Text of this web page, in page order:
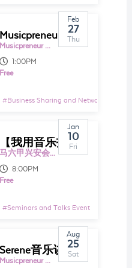
Feb
27
Thu
Musicpreneur Day[歌曲创作和版权]
Musicpreneur Malaysia - Music Program & Career Platform
1:00PM
Free
#Business Sharing and Networking
Jan
10
Fri
【我用音乐找饭吃】音乐分享交流会｜马六甲站
马六甲兴安会馆暨兴安天后宫
8:00PM
Free
#Seminars and Talks Event
Aug
25
Sat
Serene音乐讲堂 | 开解你对音乐前途的质疑
Musicpreneur Malaysia - Music Program & Career Platform